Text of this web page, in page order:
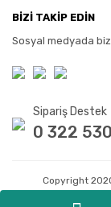
BİZİ TAKİP EDİN
Sosyal medyada
Sipariş Destek
0 322
Copyright